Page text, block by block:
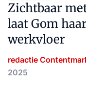
Zichtbaar
laat Gom
werkvloer
redactie
2025